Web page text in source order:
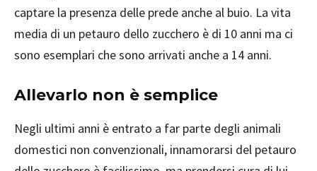
captare la presenza delle prede anche al buio. La vita
media di un petauro dello zucchero è di 10 anni ma ci
sono esemplari che sono arrivati anche a 14 anni.
Allevarlo non è semplice
Negli ultimi anni è entrato a far parte degli animali
domestici non convenzionali, innamorarsi del petauro